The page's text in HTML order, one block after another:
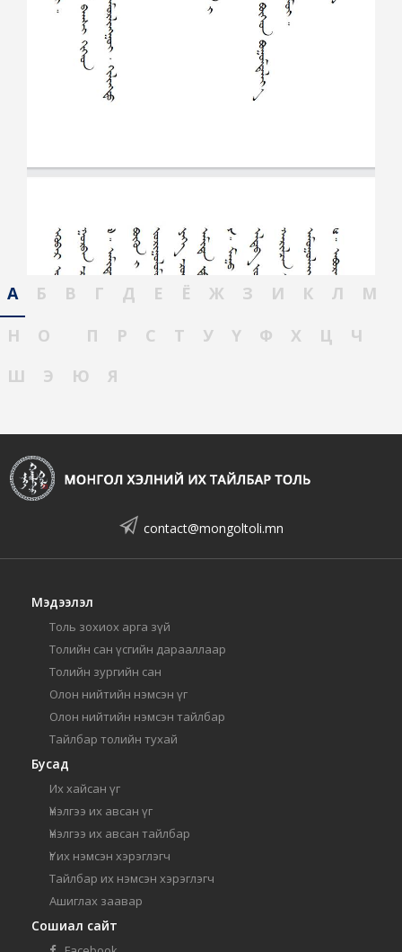
А Б В Г Д Е Ё Ж З И К Л
М
Н
О П Р С Т У Ү Ф Х Ц
Ч
Ш
Э Ю Я
contact@mongoltoli.mn
Мэдээлэл
Толь зохиох арга зүй
Толийн сан үсгийн дарааллаар
Толийн зургийн сан
Олон нийтийн нэмсэн үг
Олон нийтийн нэмсэн тайлбар
Тайлбар толийн тухай
Бусад
Их хайсан үг
Үнэлгээ их авсан үг
Үнэлгээ их авсан тайлбар
Үг их нэмсэн хэрэглэгч
Тайлбар их нэмсэн хэрэглэгч
Ашиглах заавар
Сошиал сайт